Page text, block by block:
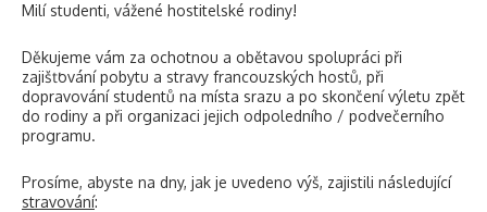
Milí studenti, vážené hostitelské rodiny!
Děkujeme vám za ochotnou a obětavou spolupráci při
zajišťování pobytu a stravy francouzských hostů, při
dopravování studentů na místa srazu a po skončení výletu zpět
do rodiny a při organizaci jejich odpoledního / podvečerního
programu.
Prosíme, abyste na dny, jak je uvedeno výš, zajistili následující
stravování: